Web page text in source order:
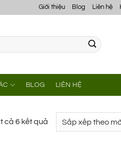
Giới thiệu Blog Liên hệ
BLOG LIÊN HỆ
cả 6 kết quảĐã
sắp